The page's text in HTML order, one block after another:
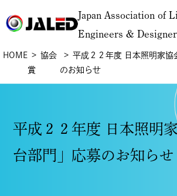
Japan Association of
Engineers &
HOME
協会
賞
平成２２年度 日本照明家協
のお知らせ
平成２２年度 日本照明
台部門」応募のお知らせ